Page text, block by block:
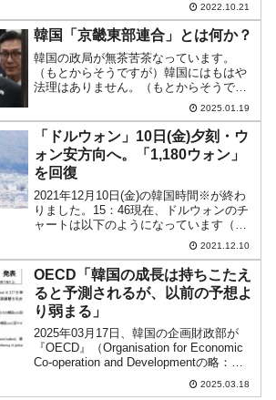
『Investing.com』より引用）。下げて終
わりました！ KOSPIは「2,213...
2022.10.21
韓国「京畿東部連合」とは何か？
韓国の政局が無茶苦茶なっています。
（もとからそうですが）韓国にはもはや
法理はありません。（もとからそうです
が）韓国は法治国家ではないことを誰が
見ても分かる形で露呈しました。2025年
01月19日、韓国のソウル西部地方裁判所
は「尹錫悦（ユン・...
2025.01.19
「ドルウォン」10日(金)夕刻・ウ
ォン安方向へ。「1,180ウォン」
を回復
2021年12月10日(金)の韓国時間※が終わ
りました。15：46現在、ドルウォンのチ
ャートは以下のようになっています（チ
ャートは『Investing.com』より引用）。
「1ドル＝1,180ウォン」を回復していま
す。どこまで上昇できるか、...
2021.12.10
OECD「韓国の成長は持ちこたえ
ると予測されるが、以前の予想よ
り弱まる」
2025年03月17日、韓国の企画財政部が
『OECD』（Organisation for Economic
Co-operation and Developmentの略：経
済協力開発機構）の公表した「中間経済
展望」についてプレスリリースを出...
2025.03.18